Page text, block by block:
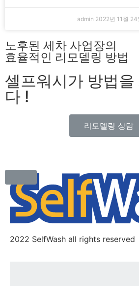
admin 2022년 11월 24
노후된 세차 사업장의
효율적인 리모델링 방법
셀프워시가 방법을
다 !
리모델링 상담
2022 SelfWash all rights reserved